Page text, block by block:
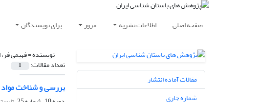
صفحه اصلی اطلاعات نشریه مرور برای نویسندگان
نویسنده =فهیمی
تعداد مقالات: 1
بررسی و شناخت
مقالات آماده انتشار
شماره جاری